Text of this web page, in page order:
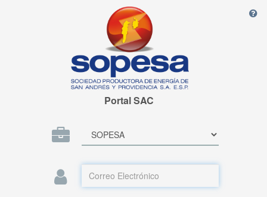
Portal SAC